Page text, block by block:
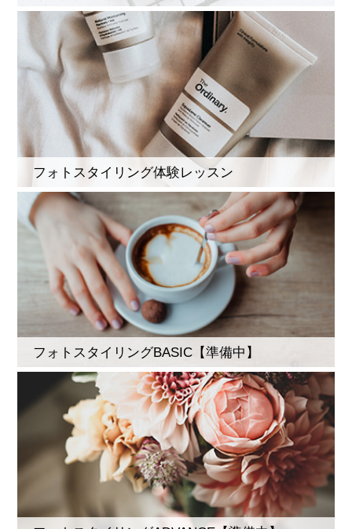
フォトスタイリング体験レッスン
フォトスタイリングBASIC【準備中】